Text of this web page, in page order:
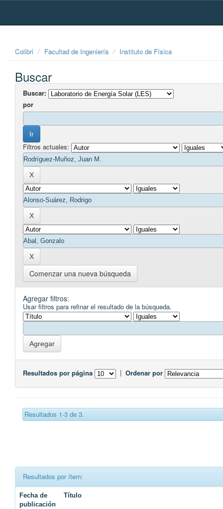
Skip
Colibri Facultad de Ingeniería Instituto de Física
Buscar
Buscar:
por
Filtros actuales:
Comenzar una nueva búsqueda
Agregar filtros:
Usar filtros para refinar el resultado de la búsqueda.
Resultados por página | Ordenar por
Resultados 1-3 de 3.
Resultados por ítem:
Fecha de
publicación
Título